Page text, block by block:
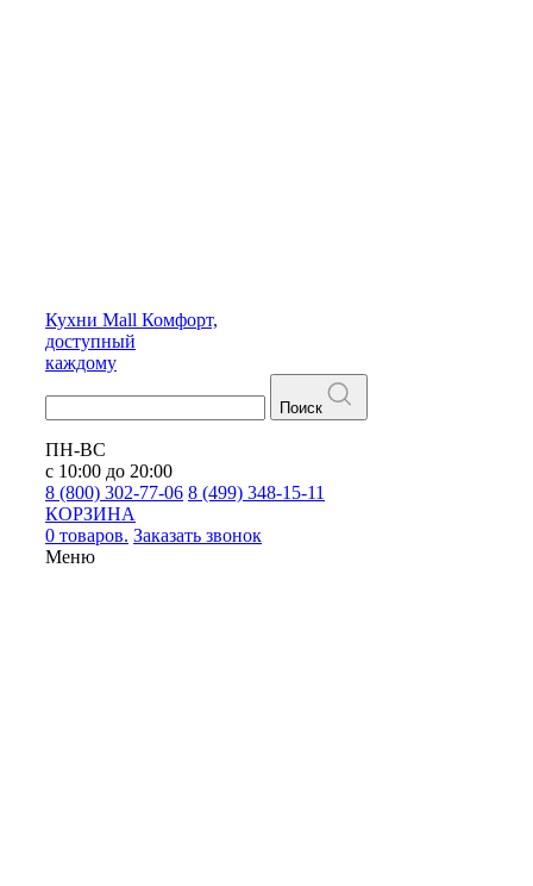
Кухни Mall Комфорт,
доступный
каждому
Поиск
ПН-ВС
с 10:00 до 20:00
8 (800) 302-77-06 8 (499) 348-15-11
КОРЗИНА
0 товаров. Заказать звонок
Меню